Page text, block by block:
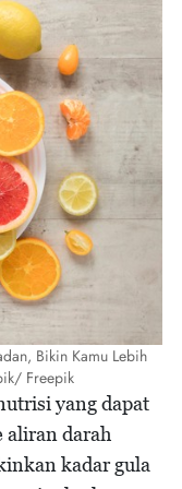
Bikin Kamu Lebih
Freepik
yang dapat
aliran darah
kadar gula